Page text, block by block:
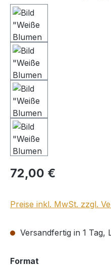
Regulärer Preis:
72,00 €
Preise inkl. MwSt. zzgl.
Versandfertig in 1 Tag,
Format